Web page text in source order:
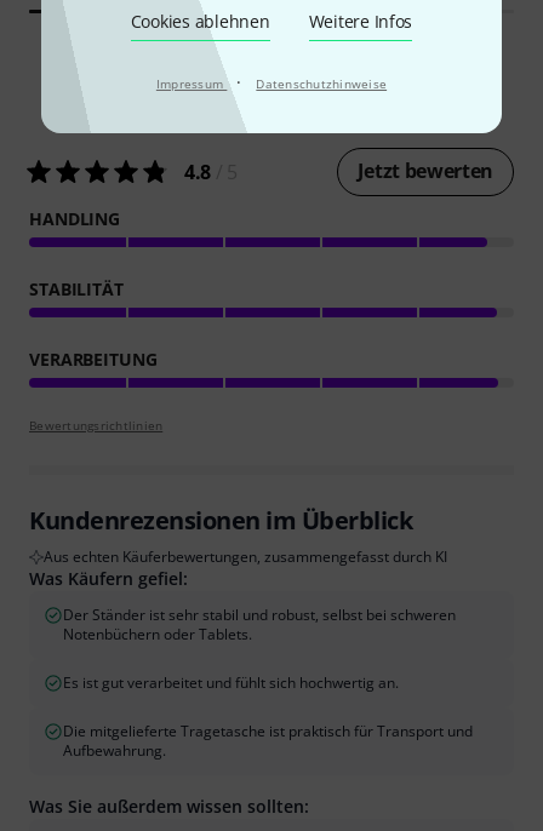
Cookies ablehnen Weitere Infos
Impressum · Datenschutzhinweise
Kundenbewertungen
4.8 Jetzt bewerten
HANDLING
STABILITÄT
VERARBEITUNG
Bewertungsrichtlinien
Kundenrezensionen im Überblick
Aus echten Käuferbewertungen, zusammengefasst durch KI
Was Käufern gefiel:
Der Ständer ist sehr stabil und robust, selbst bei schweren
Notenbüchern oder Tablets.
Es ist gut verarbeitet und fühlt sich hochwertig an.
Die mitgelieferte Tragetasche ist praktisch für Transport und
Aufbewahrung.
Was Sie außerdem wissen sollten: